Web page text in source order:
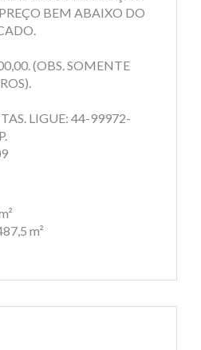
BEM ABAIXO DO
(OBS. SOMENTE
LIGUE: 44-99972-
m²